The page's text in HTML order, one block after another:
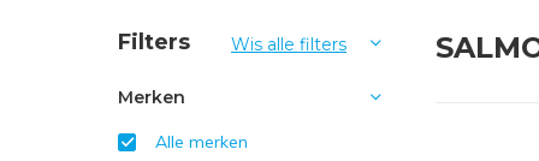
Sorteren op:
Filters Wis alle filters
Merken
Alle merken